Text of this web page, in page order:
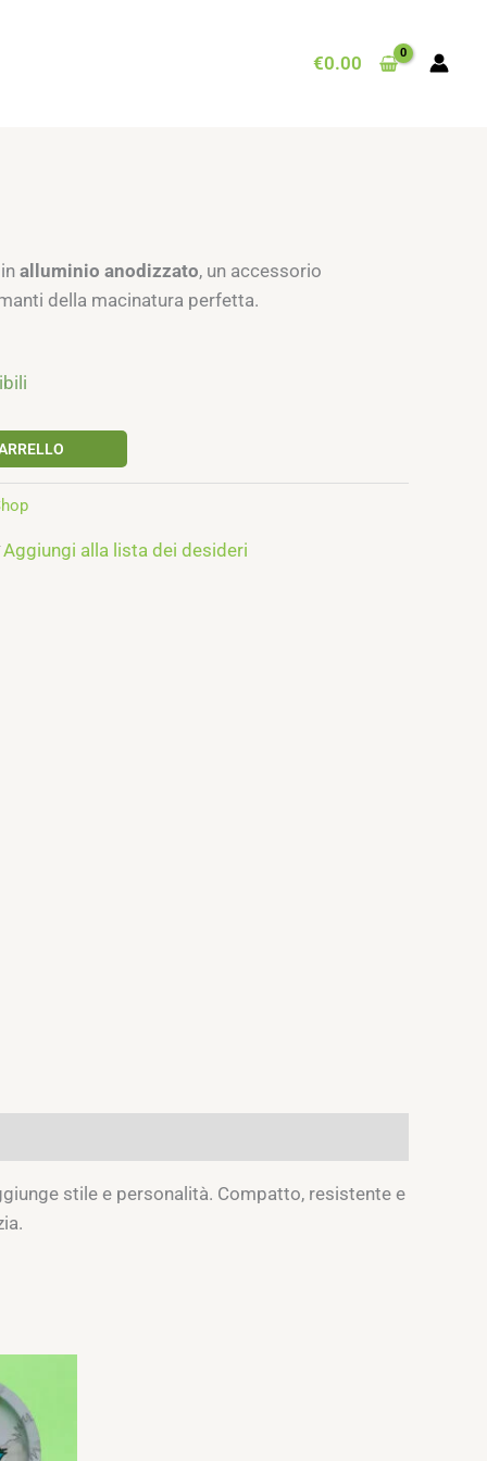
€0.00
alluminio anodizzato, un accessorio
della macinatura perfetta.
Aggiungi alla lista dei desideri
stile e personalità. Compatto, resistente e